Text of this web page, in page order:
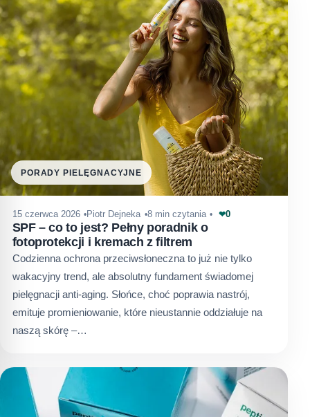
PORADY PIELĘGNACYJNE
15 czerwca 2026 Piotr Dejneka 8 min czytania ❤0
SPF – co to jest? Pełny poradnik o
fotoprotekcji i kremach z filtrem
Codzienna ochrona przeciwsłoneczna to już nie tylko
wakacyjny trend, ale absolutny fundament świadomej
pielęgnacji anti-aging. Słońce, choć poprawia nastrój,
emituje promieniowanie, które nieustannie oddziałuje na
naszą skórę –…